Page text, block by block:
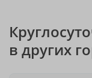
в других